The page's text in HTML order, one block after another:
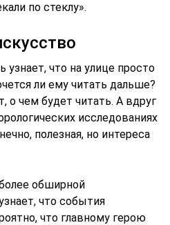
по стеклу».
узнает, что на улице просто
ли ему читать дальше?
о чем будет читать. А вдруг
исследованиях
полезная, но интереса
обширной
что события
что главному герою